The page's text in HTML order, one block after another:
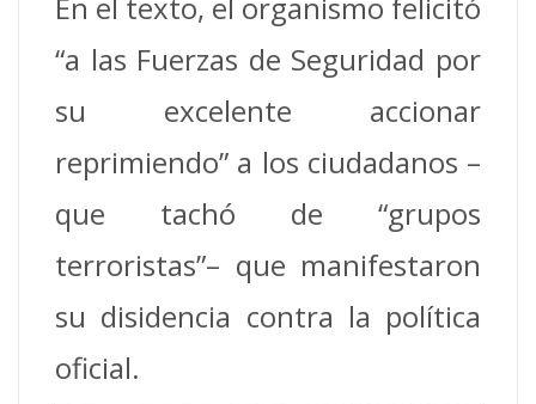
En el texto, el organismo felicitó
“a las Fuerzas de Seguridad por
su excelente accionar
reprimiendo” a los ciudadanos –
que tachó de “grupos
terroristas”– que manifestaron
su disidencia contra la política
oficial.